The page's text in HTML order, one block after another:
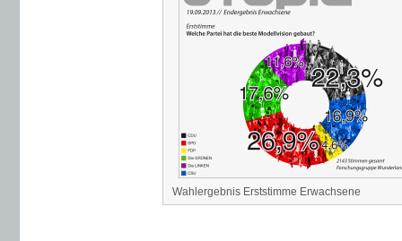
Wahlergebnis Erststimme Erwachsene